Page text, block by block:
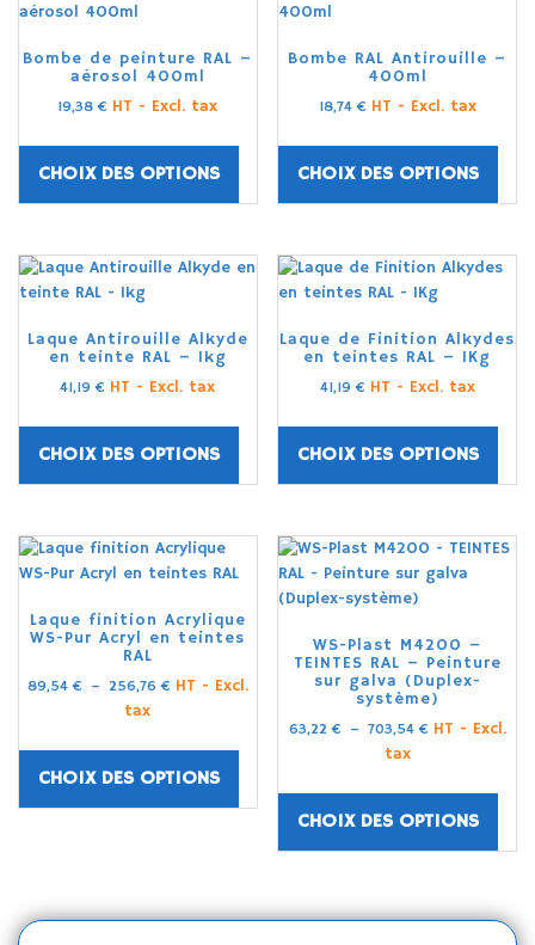
Bombe de peinture RAL –
aérosol 400ml
19,38€ HT - Excl. tax
CHOIX DES OPTIONS
Bombe RAL Antirouille –
400ml
18,74 € HT - Excl. tax
CHOIX DES OPTIONS
Laque Antirouille Alkyde
en teinte RAL – 1kg
41,19€ HT - Excl. tax
CHOIX DES OPTIONS
Laque de Finition Alkydes
en teintes RAL – 1Kg
41,19 € HT - Excl. tax
CHOIX DES OPTIONS
Laque finition Acrylique
WS-Pur Acryl en teintes
RAL
89,54 € – 256,76 € HT - Excl.
tax
CHOIX DES OPTIONS
WS-Plast M4200 –
TEINTES RAL – Peinture
sur galva (Duplex-
système)
63,22 € – 703,54 € HT - Excl.
tax
CHOIX DES OPTIONS